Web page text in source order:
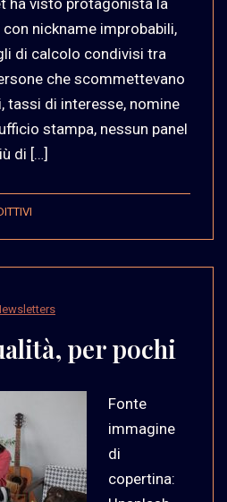
nickname improbabili,
di calcolo condivisi tra
che scommettevano
tassi di interesse, nomine
stampa, nessun panel
di […]
per pochi
Fonte
immagine
di
copertina: